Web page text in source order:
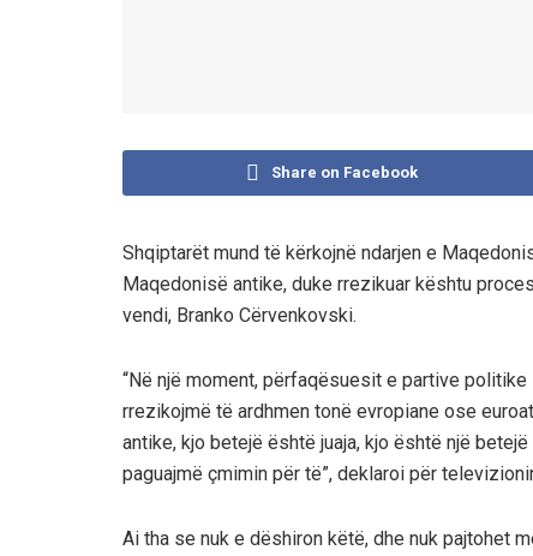
Share on Facebook
Shqiptarët mund të kërkojnë ndarjen e
Maqedonisë antike, duke rrezikuar kështu
vendi, Branko Cërvenkovski.
“Në një moment, përfaqësuesit e partive
rrezikojmë të ardhmen tonë evropiane ose
antike, kjo betejë është juaja, kjo është një
paguajmë çmimin për të”, deklaroi për
Ai tha se nuk e dëshiron këtë, dhe nuk pajtohet